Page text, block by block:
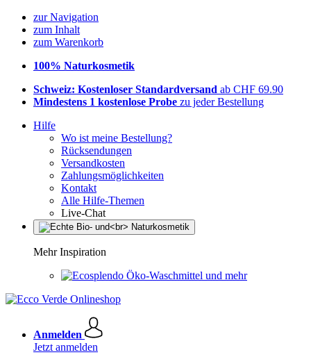
zur Navigation
zum Inhalt
zum Warenkorb
100% Naturkosmetik
Schweiz: Kostenloser Standardversand ab CHF 69.90
Mindestens 1 kostenlose Probe zu jeder Bestellung
Hilfe
Wo ist meine Bestellung?
Rücksendungen
Versandkosten
Zahlungsmöglichkeiten
Kontakt
Alle Hilfe-Themen
Live-Chat
Mehr Inspiration
Öko-Waschmittel und mehr
Anmelden
Jetzt anmelden